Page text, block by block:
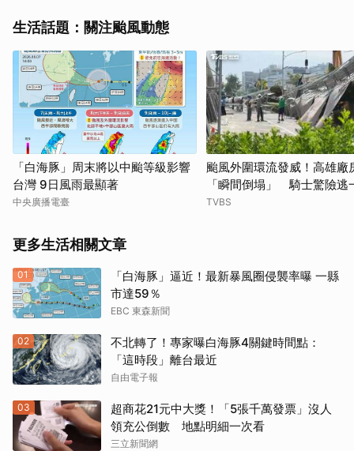
生活話題：關注颱風動態
「白海豚」周末將以中颱等級影響
台灣 9日風雨最顯著
中央廣播電臺
颱風外圍環流發威！高雄廠
「瞬間倒塌」 騎士驚險逃
TVBS
更多生活相關文章
01
「白海豚」逼近！最新暴風圈侵襲率曝 一縣
市達59％
EBC 東森新聞
02
不北轉了！專家曝白海豚4關鍵時間點：
「這時段」離台最近
自由電子報
03
超商花21元中大獎！「5張千萬發票」沒人
領充公倒數 地點明細一次看
三立新聞網